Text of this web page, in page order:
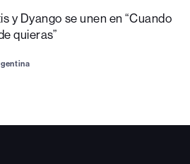
y Dyango se unen en “Cuando
quieras”